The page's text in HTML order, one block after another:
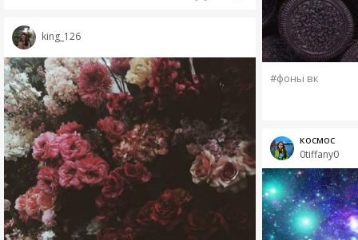
king_126
#фоны вк
0tiffany0
космос